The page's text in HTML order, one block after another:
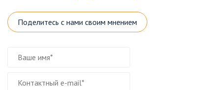
Поделитесь с нами своим мнением